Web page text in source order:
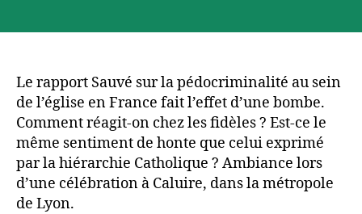
Le rapport Sauvé sur la pédocriminalité au sein
de l’église en France fait l’effet d’une bombe.
Comment réagit-on chez les fidèles ? Est-ce le
même sentiment de honte que celui exprimé
par la hiérarchie Catholique ? Ambiance lors
d’une célébration à Caluire, dans la métropole
de Lyon.